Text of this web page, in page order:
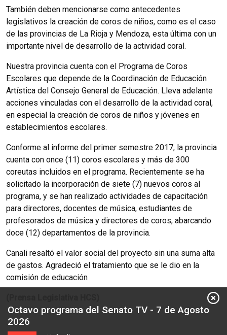
También deben mencionarse como antecedentes
legislativos la creación de coros de niños, como es el caso
de las provincias de La Rioja y Mendoza, esta última con un
importante nivel de desarrollo de la actividad coral.
Nuestra provincia cuenta con el Programa de Coros
Escolares que depende de la Coordinación de Educación
Artística del Consejo General de Educación. Lleva adelante
acciones vinculadas con el desarrollo de la actividad coral,
en especial la creación de coros de niños y jóvenes en
establecimientos escolares.
Conforme al informe del primer semestre 2017, la provincia
cuenta con once (11) coros escolares y más de 300
coreutas incluidos en el programa. Recientemente se ha
solicitado la incorporación de siete (7) nuevos coros al
programa, y se han realizado actividades de capacitación
para directores, docentes de música, estudiantes de
profesorados de música y directores de coros, abarcando
doce (12) departamentos de la provincia.
Canali resaltó el valor social del proyecto sin una suma alta
de gastos. Agradeció el tratamiento que se le dio en la
comisión de educación
Octavo programa del Senato TV - 7 de Agosto
2026